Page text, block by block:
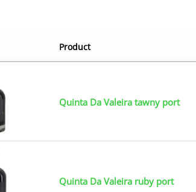
Product
Quinta Da Valeira tawny port
Quinta Da Valeira ruby port